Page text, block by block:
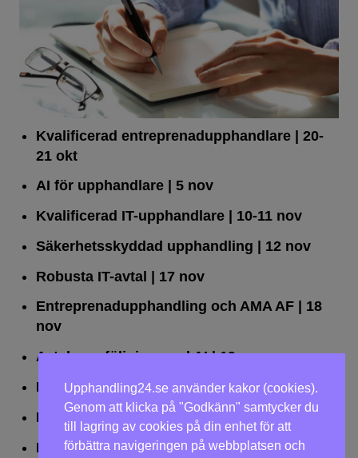
Kvalificerad entreprenad­upphandlare | 20-
21 okt
AI för upphandlare| 5 nov
Kvalificerad IT-upphandlare| 10-11 nov
Säkerhetsskyddad upphandling | 12 nov
Robusta IT-avtal | 17 nov
Entreprenadupphandling och AMA AF| 18
nov
Avtalsuppföljning med AI| 19 nov
Leda upphandlingar effektivt| 25 nov
Dialogförfaranden | 26 nov
LOU på två dagar| 2-3 dec
Upphandling24.se använder kakor (cookies).
Genom att klicka på "Godkänn" samtycker du
till lagring av cookies på din enhet för att
förbättra navigeringen på webbplatsen och